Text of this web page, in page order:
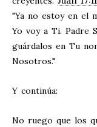
"Ya no estoy en el
Yo voy a Ti. Padre
guárdalos en Tu
Nosotros."
Y continúa:
No ruego que los